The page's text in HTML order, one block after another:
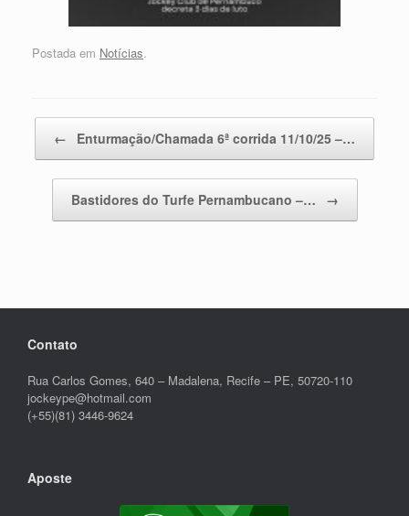
Postada em Notícias.
← Enturmação/Chamada 6ª corrida 11/10/25 –…
Bastidores do Turfe Pernambucano –… →
Contato
Rua Carlos Gomes, 640 – Madalena, Recife – PE, 50720-110
jockeype@hotmail.com
(+55)(81) 3446-9624
Aposte